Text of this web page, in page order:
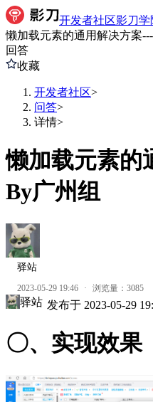
开发者社区影刀学
懒加载元素的通用解决方案
回答
收藏
开发者社区>
问答>
详情>
懒加载元素的
By广州组
驿站
2023-05-29 19:46 · 浏览量： 3085
驿站 发布于 2023-05-29
〇、实现效果